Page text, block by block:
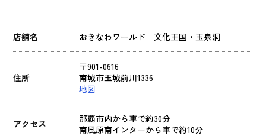
店舗名 おきなわワールド 文化王国・玉泉洞
住所
〒901-0616
南城市玉城前川1336
地図
アクセス
那覇市内から車で約30分
南風原南インターから車で約10分